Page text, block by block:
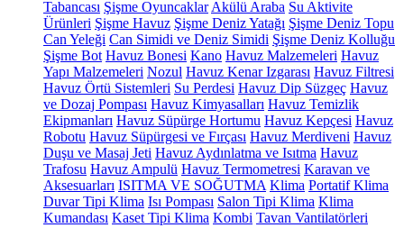
Tabancası Şişme Oyuncaklar Akülü Araba Su Aktivite
Ürünleri Şişme Havuz Şişme Deniz Yatağı Şişme Deniz Topu
Can Yeleği Can Simidi ve Deniz Simidi Şişme Deniz Kolluğu
Şişme Bot Havuz Bonesi Kano Havuz Malzemeleri Havuz
Yapı Malzemeleri Nozul Havuz Kenar Izgarası Havuz Filtresi
Havuz Örtü Sistemleri Su Perdesi Havuz Dip Süzgeç Havuz
ve Dozaj Pompası Havuz Kimyasalları Havuz Temizlik
Ekipmanları Havuz Süpürge Hortumu Havuz Kepçesi Havuz
Robotu Havuz Süpürgesi ve Fırçası Havuz Merdiveni Havuz
Duşu ve Masaj Jeti Havuz Aydınlatma ve Isıtma Havuz
Trafosu Havuz Ampulü Havuz Termometresi Karavan ve
Aksesuarları ISITMA VE SOĞUTMA Klima Portatif Klima
Duvar Tipi Klima Isı Pompası Salon Tipi Klima Klima
Kumandası Kaset Tipi Klima Kombi Tavan Vantilatörleri